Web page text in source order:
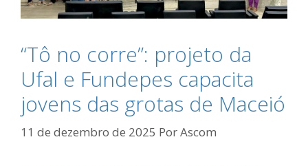
“Tô no corre”: projeto da
Ufal e Fundepes capacita
jovens das grotas de Maceió
11 de dezembro de 2025 PorAscom